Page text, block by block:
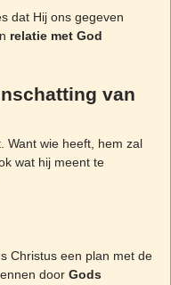
dat Hij ons gegeven
relatie met God
van
Want wie heeft, hem zal
wat hij meent te
Christus een plan met de
door Gods